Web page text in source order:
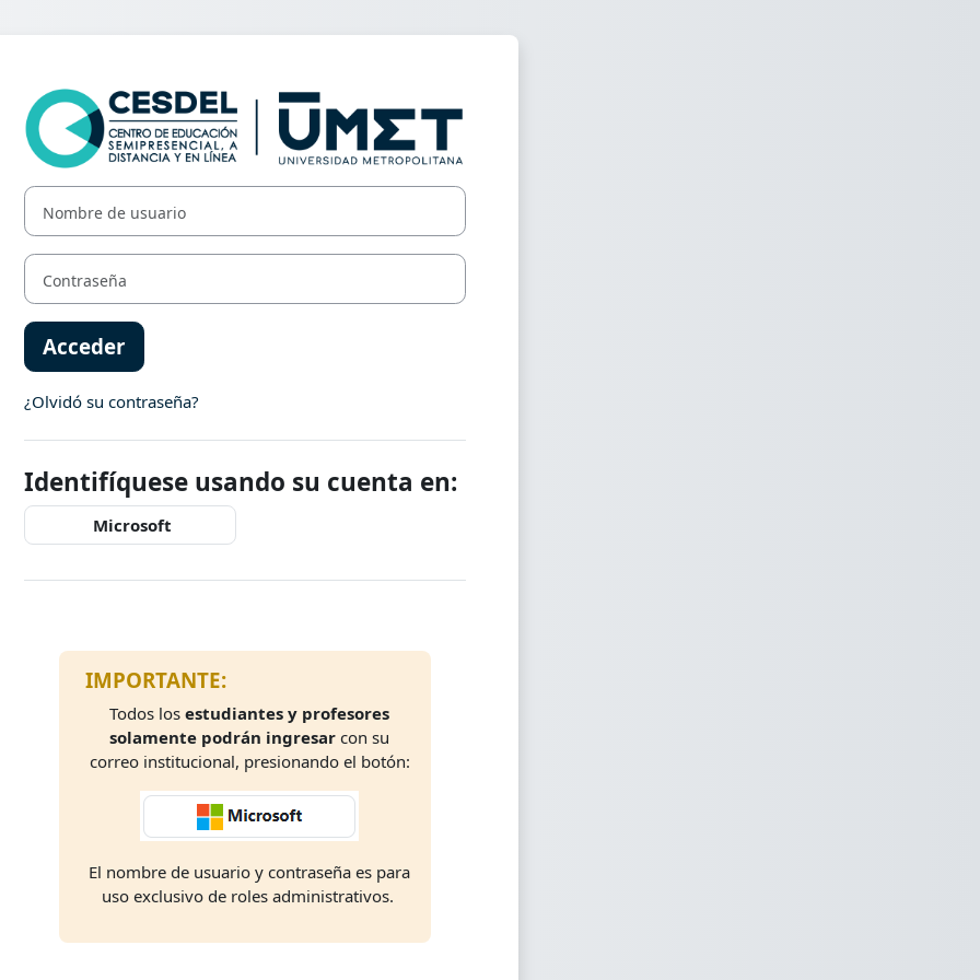
Entrar a CESDEL – UMET
Nombre de usuario
Contraseña
Acceder
¿Olvidó su contraseña?
Identifíquese usando su cuenta en:
Microsoft
IMPORTANTE:
Todos los estudiantes y profesores
solamente podrán ingresar con su
correo institucional, presionando el botón:
El nombre de usuario y contraseña es para
uso exclusivo de roles administrativos.